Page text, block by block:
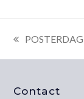
previous
post:
Contact